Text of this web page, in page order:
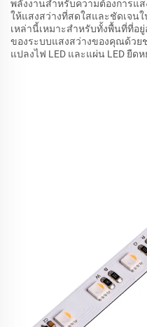
พลังงานสำหรับความต้องการแ
ให้แสงสว่างที่สดใสและชัดเจน
เหล่านี้เหมาะสำหรับทั้งพื้นที่ที่อ
ของระบบแสงสว่างของคุณด้วย
แปลงไฟ LED และแผ่น LED ยืด